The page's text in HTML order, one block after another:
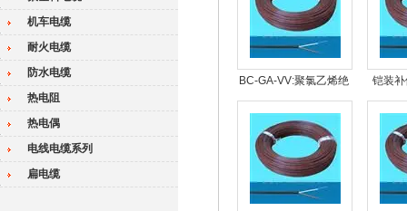
机车电缆
耐火电缆
防水电缆
热电阻
热电偶
电线电缆系列
扁电缆
BC-GA-VV:聚氯乙烯绝
缘B分度号热电偶
铠装